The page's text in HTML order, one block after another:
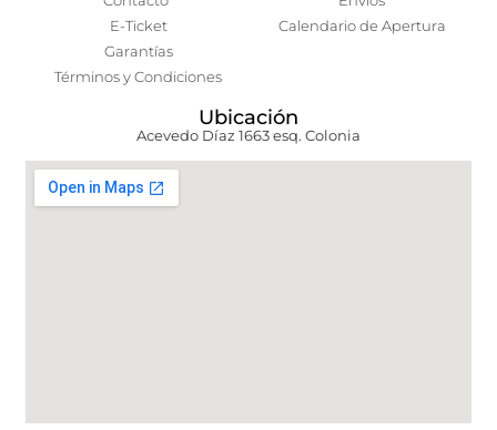
E-Ticket
Garantías
Términos y Condiciones
Calendario de Apertura
Ubicación
Acevedo Díaz 1663 esq. Colonia